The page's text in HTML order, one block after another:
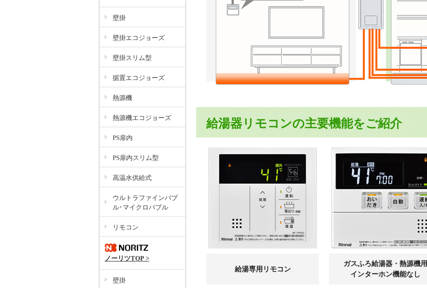
給湯器リモコンの主要機能をご紹介
給湯専用リモコン
ガスふろ給湯器・熱源機用
インターホン機能なし
壁掛
壁掛エコジョーズ
壁掛スリム型
据置エコジョーズ
熱源機
熱源機エコジョーズ
PS扉内
PS扉内スリム型
高温水供給式
ウルトラファインバブ
ル･マイクロバブル
リモコン
ノーリツTOP >
壁掛